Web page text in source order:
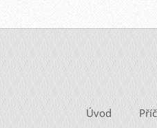
Úvod